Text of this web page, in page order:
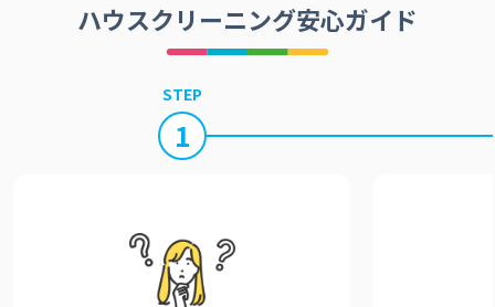
ハウスクリーニング安心ガイド
STEP
1